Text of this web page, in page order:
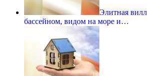
Элитная
бассейном, видом на море и…